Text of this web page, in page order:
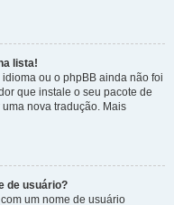
lista!
ou o phpBB ainda não foi
que instale o seu pacote de
nova tradução. Mais
de usuário?
um nome de usuário